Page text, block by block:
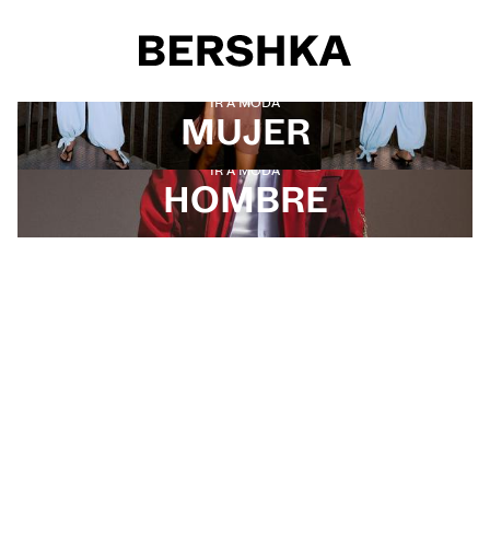
Selección de género
IR A MODA
MUJER
IR A MODA
HOMBRE